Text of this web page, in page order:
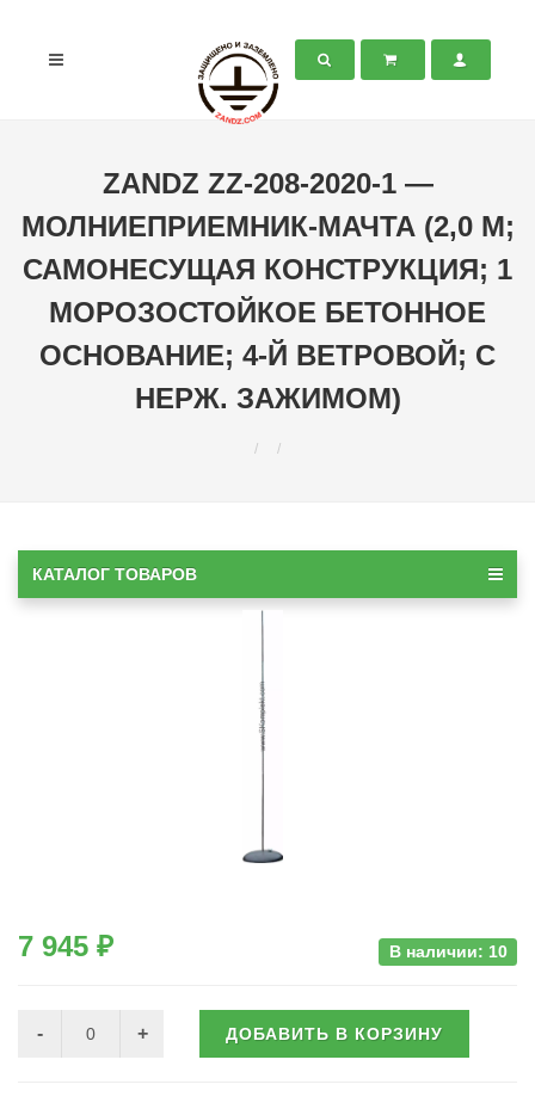
ZANDZ ZZ-208-2020-1 —
МОЛНИЕПРИЕМНИК-МАЧТА (2,0 М;
САМОНЕСУЩАЯ КОНСТРУКЦИЯ; 1
МОРОЗОСТОЙКОЕ БЕТОННОЕ
ОСНОВАНИЕ; 4-Й ВЕТРОВОЙ; С
НЕРЖ. ЗАЖИМОМ)
КАТАЛОГ ТОВАРОВ
7 945 ₽ В наличии: 10
ДОБАВИТЬ В КОРЗИНУ